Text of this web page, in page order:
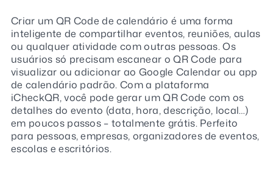
Criar um QR Code de calendário é uma forma
inteligente de compartilhar eventos, reuniões, aulas
ou qualquer atividade com outras pessoas. Os
usuários só precisam escanear o QR Code para
visualizar ou adicionar ao Google Calendar ou app
de calendário padrão. Com a plataforma
iCheckQR, você pode gerar um QR Code com os
detalhes do evento (data, hora, descrição, local…)
em poucos passos – totalmente grátis. Perfeito
para pessoas, empresas, organizadores de eventos,
escolas e escritórios.